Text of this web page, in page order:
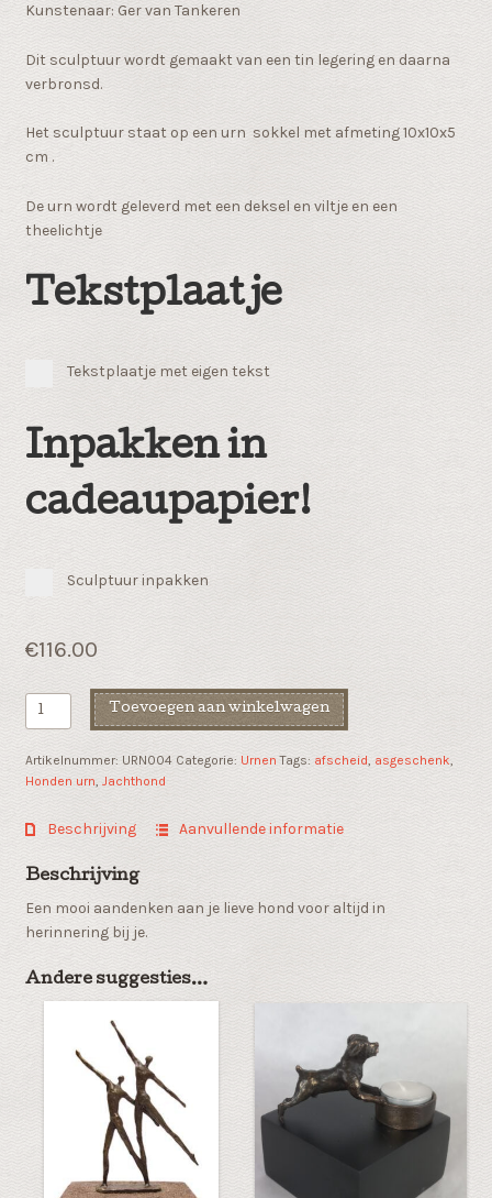
Kunstenaar: Ger van Tankeren
Dit sculptuur wordt gemaakt van een tin legering en daarna
verbronsd.
Het sculptuur staat op een urn sokkel met afmeting 10x10x5
cm .
De urn wordt geleverd met een deksel en viltje en een
theelichtje
Tekstplaatje
Tekstplaatje met eigen tekst
Inpakken in
cadeaupapier!
Sculptuur inpakken
€116.00
Honden
urn
Jachthond
aantal
Toevoegen aan winkelwagen
Artikelnummer: URN004 Categorie: Urnen Tags: afscheid, asgeschenk,
Honden urn, Jachthond
Beschrijving Aanvullende informatie
Beschrijving
Een mooi aandenken aan je lieve hond voor altijd in
herinnering bij je.
Andere suggesties…